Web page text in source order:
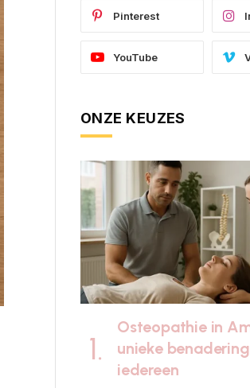
Pinterest
YouTube
ONZE KEUZES
Osteopathie in
unieke
iedereen